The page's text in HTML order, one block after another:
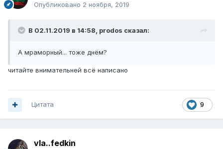
Опубликовано 2 ноября, 2019
В 02.11.2019 в 14:58, prodos сказал:
А мраморный... тоже днём?
читайте внимательней всё написано
9
Цитата
vla..fedkin